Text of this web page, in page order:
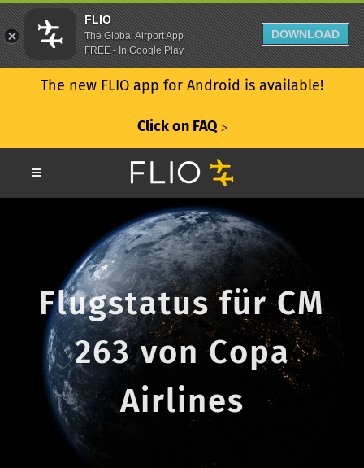
The new FLIO app for Android is available!
Click on FAQ ᐳ
Flugstatus für CM
263 von Copa
Airlines
FLIO
The Global Airport App
FREE - In Google Play
DOWNLOAD